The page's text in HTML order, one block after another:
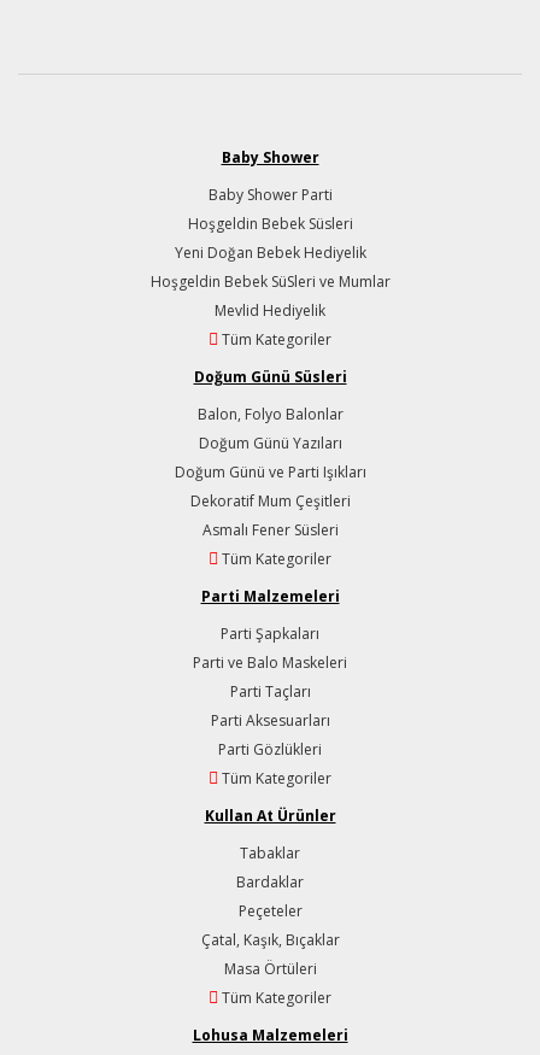
Baby Shower
Baby Shower Parti
Hoşgeldin Bebek Süsleri
Yeni Doğan Bebek Hediyelik
Hoşgeldin Bebek SüSleri ve Mumlar
Mevlid Hediyelik
Tüm Kategoriler
Doğum Günü Süsleri
Balon, Folyo Balonlar
Doğum Günü Yazıları
Doğum Günü ve Parti Işıkları
Dekoratif Mum Çeşitleri
Asmalı Fener Süsleri
Tüm Kategoriler
Parti Malzemeleri
Parti Şapkaları
Parti ve Balo Maskeleri
Parti Taçları
Parti Aksesuarları
Parti Gözlükleri
Tüm Kategoriler
Kullan At Ürünler
Tabaklar
Bardaklar
Peçeteler
Çatal, Kaşık, Bıçaklar
Masa Örtüleri
Tüm Kategoriler
Lohusa Malzemeleri